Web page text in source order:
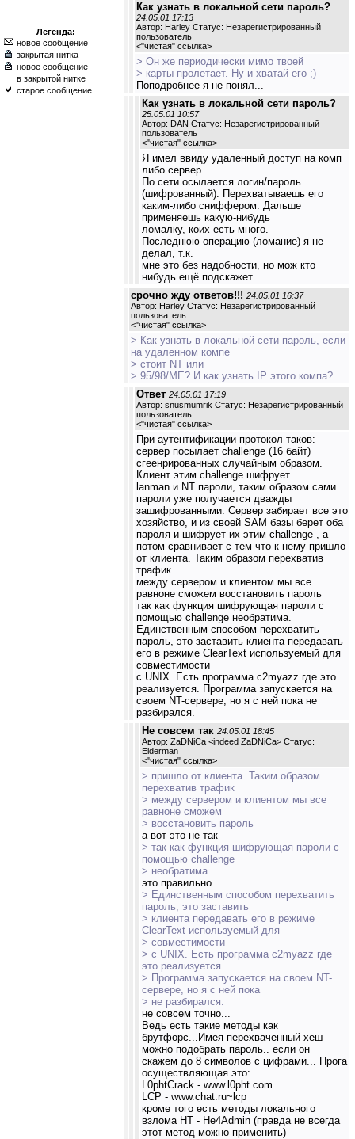
Легенда:
новое сообщение
закрытая нитка
новое сообщение
в закрытой нитке
старое сообщение
Как узнать в локальной сети пароль?
24.05.01 17:13
Автор: Harley Статус: Незарегистрированный
пользователь
<"чистая" ссылка>
> Он же периодически мимо твоей
> карты пролетает. Ну и хватай его ;)
Поподробнее я не понял...
Как узнать в локальной сети пароль?
25.05.01 10:57
Автор: DAN Статус: Незарегистрированный
пользователь
<"чистая" ссылка>
Я имел ввиду удаленный доступ на комп
либо сервер.
По сети осылается логин/пароль
(шифрованный). Перехватываешь его
каким-либо сниффером. Дальше
применяешь какую-нибудь
ломалку, коих есть много.
Последнюю операцию (ломание) я не
делал, т.к.
мне это без надобности, но мож кто
нибудь ещё подскажет
срочно жду ответов!!! 24.05.01 16:37
Автор: Harley Статус: Незарегистрированный
пользователь
<"чистая" ссылка>
> Как узнать в локальной сети пароль, если
на удаленном компе
> стоит NT или
> 95/98/МЕ? И как узнать IP этого компа?
Ответ 24.05.01 17:19
Автор: snusmumrik Статус: Незарегистрированный
пользователь
<"чистая" ссылка>
При аутентификации протокол таков:
сервер посылает challenge (16 байт)
сгеенрированных случайным образом.
Клиент этим challenge шифрует
lanman и NT пароли, таким образом сами
пароли уже получается дважды
зашифрованными. Сервер забирает все это
хозяйство, и из своей SAM базы берет оба
пароля и шифрует их этим challenge , а
потом сравнивает с тем что к нему пришло
от клиента. Таким образом перехватив
трафик
между сервером и клиентом мы все
равноне сможем восстановить пароль
так как функция шифрующая пароли с
помощью challenge необратима.
Единственным способом перехватить
пароль, это заставить клиента передавать
его в режиме ClearText используемый для
совместимости
с UNIX. Есть программа c2myazz где это
реализуется. Программа запускается на
своем NT-сервере, но я с ней пока не
разбирался.
Не совсем так 24.05.01 18:45
Автор: ZaDNiCa <indeed ZaDNiCa> Статус:
Elderman
<"чистая" ссылка>
> пришло от клиента. Таким образом
перехватив трафик
> между сервером и клиентом мы все
равноне сможем
> восстановить пароль
а вот это не так
> так как функция шифрующая пароли с
помощью challenge
> необратима.
это правильно
> Единственным способом перехватить
пароль, это заставить
> клиента передавать его в режиме
ClearText используемый для
> совместимости
> с UNIX. Есть программа c2myazz где
это реализуется.
> Программа запускается на своем NT-
сервере, но я с ней пока
> не разбирался.
не совсем точно...
Ведь есть такие методы как
брутфорс...Имея перехваченный хеш
можно подобрать пароль.. если он
скажем до 8 символов с цифрами... Прога
осуществляющая это:
L0phtCrack - www.l0pht.com
LCP - www.chat.ru~lcp
кроме того есть методы локального
взлома НТ - He4Admin (правда не всегда
этот метод можно применить)